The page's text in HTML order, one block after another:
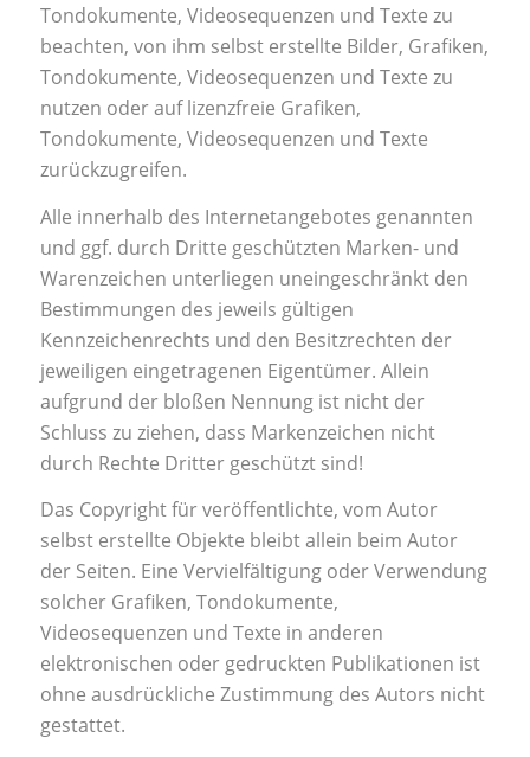
Tondokumente, Videosequenzen und Texte zu
beachten, von ihm selbst erstellte Bilder, Grafiken,
Tondokumente, Videosequenzen und Texte zu
nutzen oder auf lizenzfreie Grafiken,
Tondokumente, Videosequenzen und Texte
zurückzugreifen.
Alle innerhalb des Internetangebotes genannten
und ggf. durch Dritte geschützten Marken- und
Warenzeichen unterliegen uneingeschränkt den
Bestimmungen des jeweils gültigen
Kennzeichenrechts und den Besitzrechten der
jeweiligen eingetragenen Eigentümer. Allein
aufgrund der bloßen Nennung ist nicht der
Schluss zu ziehen, dass Markenzeichen nicht
durch Rechte Dritter geschützt sind!
Das Copyright für veröffentlichte, vom Autor
selbst erstellte Objekte bleibt allein beim Autor
der Seiten. Eine Vervielfältigung oder Verwendung
solcher Grafiken, Tondokumente,
Videosequenzen und Texte in anderen
elektronischen oder gedruckten Publikationen ist
ohne ausdrückliche Zustimmung des Autors nicht
gestattet.